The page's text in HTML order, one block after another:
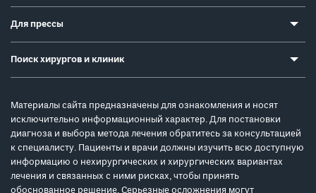
Для прессы
Поиск хирургов и клиник
Материалы сайта предназначены для ознакомления и носят
исключительно информационный характер. Для постановки
диагноза и выбора метода лечения обратитесь за консультацией
к специалисту. Пациенты и врачи должны изучить всю доступную
информацию о нехирургических и хирургических вариантах
лечения и связанных с ними рисках, чтобы принять
обоснованное решение. Серьезные осложнения могут